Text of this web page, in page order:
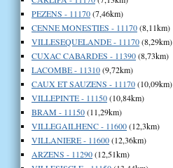
PEZENS - 11170(7,46km)
CENNE MONESTIES - 11170(8,11km)
VILLESEQUELANDE - 11170(8,29km)
CUXAC CABARDES - 11390(8,73km)
LACOMBE - 11310(9,72km)
CAUX ET SAUZENS - 11170(10,09km)
VILLEPINTE - 11150(10,84km)
BRAM - 11150(11,29km)
VILLEGAILHENC - 11600(12,3km)
VILLANIERE - 11600(12,36km)
ARZENS - 11290(12,51km)